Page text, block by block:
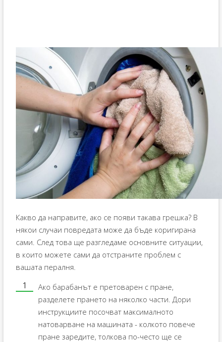
Какво да направите, ако се появи такава грешка? В
някои случаи повредата може да бъде коригирана
сами. След това ще разгледаме основните ситуации,
в които можете сами да отстраните проблем с
вашата пералня.
Ако барабанът е претоварен с пране,
разделете прането на няколко части. Дори
инструкциите посочват максималното
натоварване на машината - колкото повече
пране заредите, толкова по-често ще се